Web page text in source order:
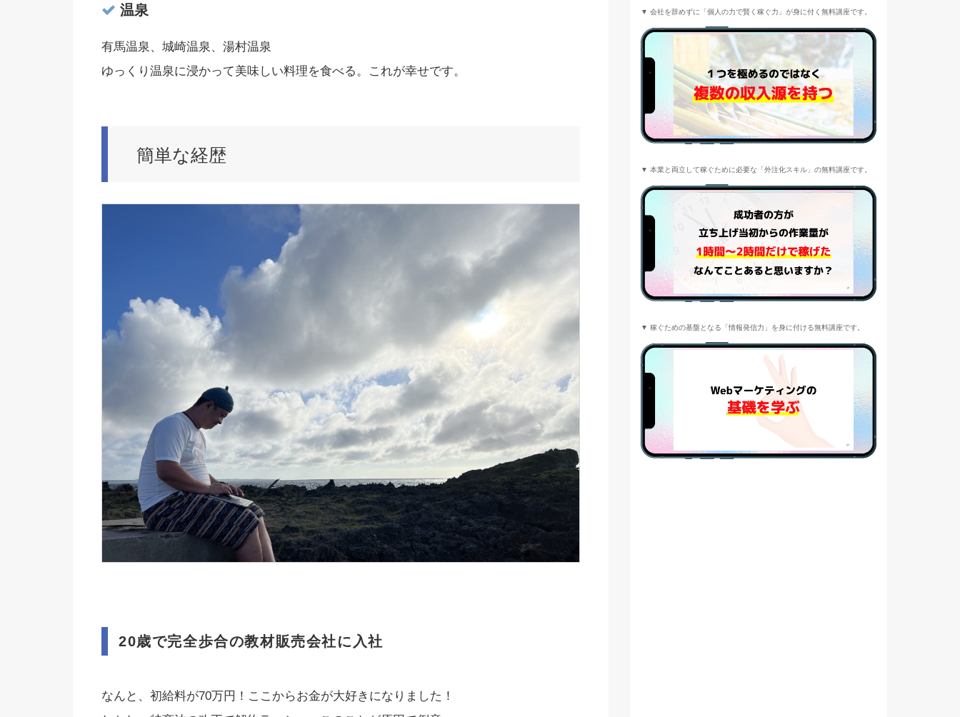
温泉
有馬温泉、城崎温泉、湯村温泉
ゆっくり温泉に浸かって美味しい料理を食べる。これが幸せです。
簡単な経歴
20歳で完全歩合の教材販売会社に入社
なんと、初給料が70万円！ここからお金が大好きになりました！
▼ 会社を辞めずに「個人の力で賢く稼ぐ力」が身に付く無料講座です。
▼ 本業と両立して稼ぐために必要な「外注化スキル」の無料講座です。
▼ 稼ぐための基盤となる「情報発信力」を身に付ける無料講座です。